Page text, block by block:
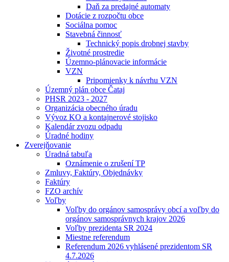
Daň za predajné automaty
Dotácie z rozpočtu obce
Sociálna pomoc
Stavebná činnosť
Technický popis drobnej stavby
Životné prostredie
Územno-plánovacie informácie
VZN
Pripomienky k návrhu VZN
Územný plán obce Čataj
PHSR 2023 - 2027
Organizácia obecného úradu
Vývoz KO a kontajnerové stojisko
Kalendár zvozu odpadu
Úradné hodiny
Zverejňovanie
Úradná tabuľa
Oznámenie o zrušení TP
Zmluvy, Faktúry, Objednávky
Faktúry
FZO archív
Voľby
Voľby do orgánov samosprávy obcí a voľby do
orgánov samosprávnych krajov 2026
Voľby prezidenta SR 2024
Miestne referendum
Referendum 2026 vyhlásené prezidentom SR
4.7.2026